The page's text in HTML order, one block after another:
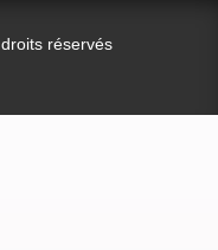
réservés